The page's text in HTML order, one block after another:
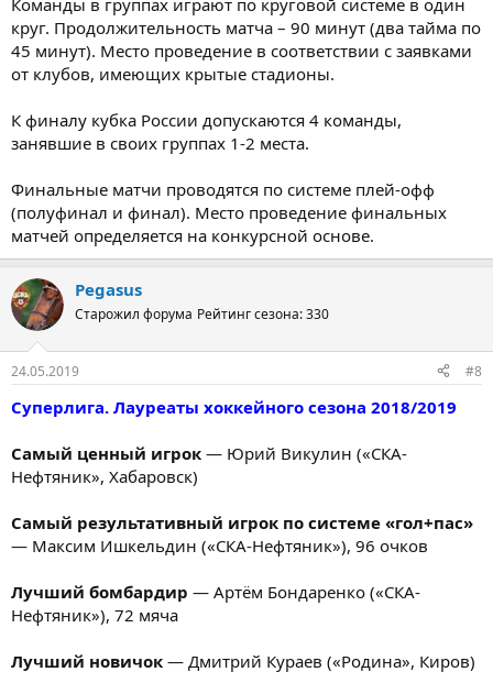
Команды в группах играют по круговой системе в один
круг. Продолжительность матча – 90 минут (два тайма по
45 минут). Место проведение в соответствии с заявками
от клубов, имеющих крытые стадионы.
К финалу кубка России допускаются 4 команды,
занявшие в своих группах 1-2 места.
Финальные матчи проводятся по системе плей-офф
(полуфинал и финал). Место проведение финальных
матчей определяется на конкурсной основе.
Pegasus
Старожил форума Рейтинг сезона: 330
24.05.2019 #8
Суперлига. Лауреаты хоккейного сезона 2018/2019
Самый ценный игрок — Юрий Викулин («СКА-
Нефтяник», Хабаровск)
Самый результативный игрок по системе «гол+пас»
— Максим Ишкельдин («СКА-Нефтяник»), 96 очков
Лучший бомбардир — Артём Бондаренко («СКА-
Нефтяник»), 72 мяча
Лучший новичок — Дмитрий Кураев («Родина», Киров)